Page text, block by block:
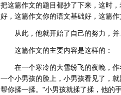
把这篇作文的题目都抄了下来，这时
好，这篇作文你的语文基础好，这篇
从此，他就开始了自己的努力，
这篇作文的主要内容是这样的：
在一个寒冷的大雪纷飞的夜晚，
一个小男孩的脸上，小男孩看见了，
帮你揉一揉。"小男孩就揉了揉，他的